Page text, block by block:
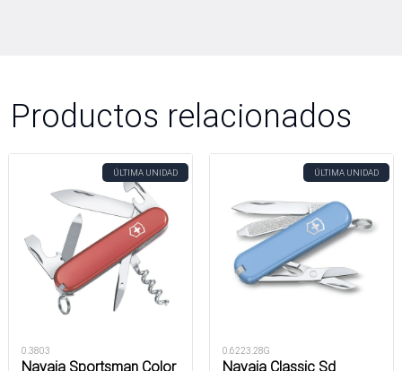
Productos relacionados
ÚLTIMA UNIDAD
0.3803
Navaja Sportsman Color
ÚLTIMA UNIDAD
0.6223.28G
Navaja Classic Sd